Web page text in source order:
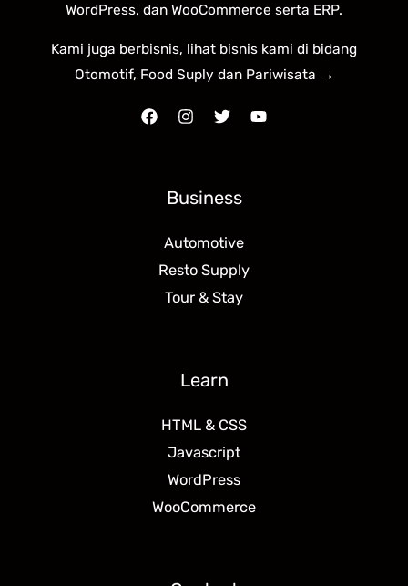
WordPress, dan WooCommerce serta ERP.
Kami juga berbisnis, lihat bisnis kami di bidang
Otomotif, Food Suply dan Pariwisata →
Business
Automotive
Resto Supply
Tour & Stay
Learn
HTML & CSS
Javascript
WordPress
WooCommerce